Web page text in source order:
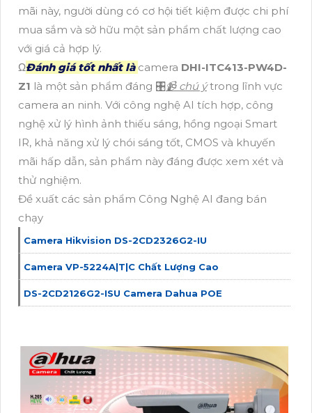
mãi này, người dùng có cơ hội tiết kiệm được chi phí
mua sắm và sở hữu một sản phẩm chất lượng cao
với giá cả hợp lý.
ΩĐánh giá tốt nhất là camera DHI-ITC413-PW4D-
Z1 là một sản phẩm đáng 🎛📹 chú ýtrong lĩnh vực
camera an ninh. Với công nghệ AI tích hợp, công
nghệ xử lý hình ảnh thiếu sáng, hồng ngoại Smart
IR, khả năng xử lý chói sáng tốt, CMOS và khuyến
mãi hấp dẫn, sản phẩm này đáng được xem xét và
thử nghiệm.
Đề xuất các sản phẩm Công Nghệ AI đang bán
chạy
Camera Hikvision DS-2CD2326G2-IU
Camera VP-5224A|T|C Chất Lượng Cao
DS-2CD2126G2-ISU Camera Dahua POE